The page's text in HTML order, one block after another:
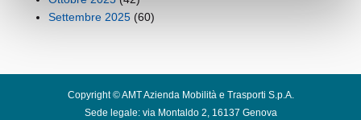
Settembre 2025 (60)
Copyright © AMT Azienda Mobilità e Trasporti S.p.A.
Sede legale: via Montaldo 2, 16137 Genova